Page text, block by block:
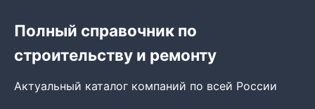
Полный справочник по
строительству и ремонту
Актуальный каталог компаний по всей России